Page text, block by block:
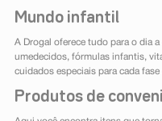
Mundo infantil
A Drogal oferece tudo para o dia
umedecidos, fórmulas infantis,
cuidados especiais para cada fase
Produtos de